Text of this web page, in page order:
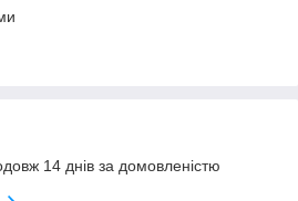
14 днів за домовленістю